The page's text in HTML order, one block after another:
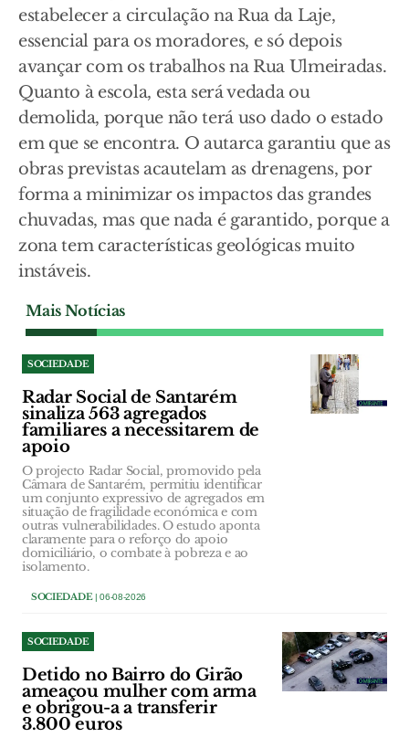
estabelecer a circulação na Rua da Laje,
essencial para os moradores, e só depois
avançar com os trabalhos na Rua Ulmeiradas.
Quanto à escola, esta será vedada ou
demolida, porque não terá uso dado o estado
em que se encontra. O autarca garantiu que as
obras previstas acautelam as drenagens, por
forma a minimizar os impactos das grandes
chuvadas, mas que nada é garantido, porque a
zona tem características geológicas muito
instáveis.
Mais Notícias
SOCIEDADE
Radar Social de Santarém
sinaliza 563 agregados
familiares a necessitarem de
apoio
O projecto Radar Social, promovido pela
Câmara de Santarém, permitiu identificar
um conjunto expressivo de agregados em
situação de fragilidade económica e com
outras vulnerabilidades. O estudo aponta
claramente para o reforço do apoio
domiciliário, o combate à pobreza e ao
isolamento.
SOCIEDADE| 06-08-2026
SOCIEDADE
Detido no Bairro do Girão
ameaçou mulher com arma
e obrigou-a a transferir
3.800 euros